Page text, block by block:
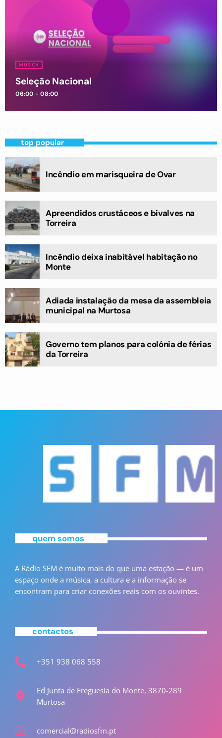
MUSICA
Seleção Nacional
06:00 - 08:00
top popular
Incêndio em marisqueira de Ovar
Apreendidos crustáceos e bivalves na
Torreira
Incêndio deixa inabitável habitação no
Monte
Adiada instalação da mesa da assembleia
municipal na Murtosa
Governo tem planos para colónia de férias
da Torreira
quem somos
A Rádio SFM é muito mais do que uma estação — é um
espaço onde a música, a cultura e a informação se
encontram para criar conexões reais com os ouvintes.
contactos
+351 938 068 558
Ed Junta de Freguesia do Monte, 3870-289
Murtosa
comercial@radiosfm.pt